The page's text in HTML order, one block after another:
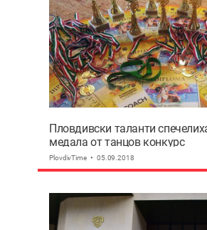
Пловдивски таланти
медала от танцов конкурс
PlovdivTime 05.09.2018